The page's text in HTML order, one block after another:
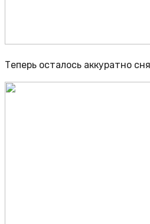
Теперь осталось аккуратно